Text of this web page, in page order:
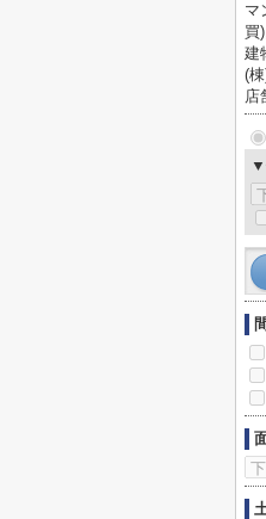
マ
買
建
(
店
▼